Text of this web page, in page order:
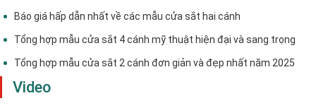
Báo giá hấp dẫn nhất về các mẫu cửa sắt hai cánh
Tổng hợp mẫu cửa sắt 4 cánh mỹ thuật hiện đại và sang trọng
Tổng hợp mẫu cửa sắt 2 cánh đơn giản và đẹp nhất năm 2025
Video